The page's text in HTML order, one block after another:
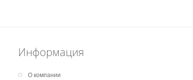
Информация
О компании